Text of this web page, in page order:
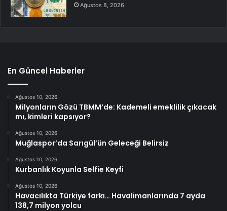
Ağustos 8, 2026
En Güncel Haberler
Ağustos 10, 2026
Milyonların Gözü TBMM’de: Kademeli emeklilik çıkacak
mı, kimleri kapsıyor?
Ağustos 10, 2026
Muğlaspor’da Sarıgül’ün Geleceği Belirsiz
Ağustos 10, 2026
Kurbanlık Koyunla Selfie Keyfi
Ağustos 10, 2026
Havacılıkta Türkiye farkı… Havalimanlarında 7 ayda
138,7 milyon yolcu